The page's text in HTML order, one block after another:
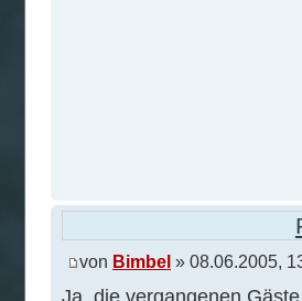
von Bimbel » 08.06.2005,